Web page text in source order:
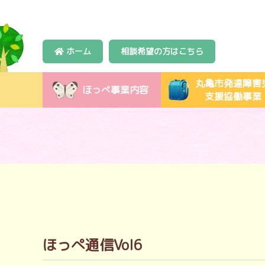
ホーム 相談希望の方はこちら
ほっぺ事業内容
丸亀市発達障害
支援協働事業
ほっぺ通信Vol6